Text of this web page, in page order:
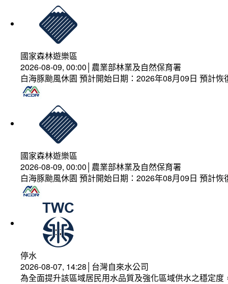
國家森林遊樂區
2026-08-09, 00:00│農業部林業及自然保育署
白海豚颱風休園 預計開始日期：2026年08月09日 預計
國家森林遊樂區
2026-08-09, 00:00│農業部林業及自然保育署
白海豚颱風休園 預計開始日期：2026年08月09日 預計
停水
2026-08-07, 14:28│台灣自來水公司
為全面提升該區域居民用水品質及強化區域供水之穩定